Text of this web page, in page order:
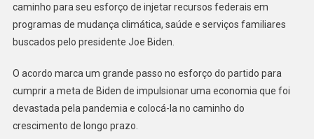
caminho para seu esforço de injetar recursos federais em
programas de mudança climática, saúde e serviços familiares
buscados pelo presidente Joe Biden.
O acordo marca um grande passo no esforço do partido para
cumprir a meta de Biden de impulsionar uma economia que foi
devastada pela pandemia e colocá-la no caminho do
crescimento de longo prazo.